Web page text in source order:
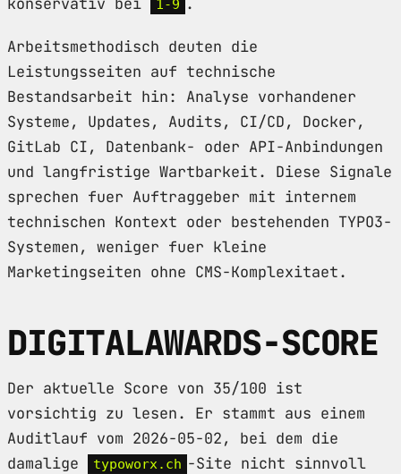
1-9
Arbeitsmethodisch deuten die
Leistungsseiten auf technische
Bestandsarbeit hin: Analyse vorhandener
Systeme, Updates, Audits, CI/CD, Docker,
GitLab CI, Datenbank- oder API-Anbindungen
und langfristige Wartbarkeit. Diese Signale
sprechen fuer Auftraggeber mit internem
technischen Kontext oder bestehenden TYPO3-
Systemen, weniger fuer kleine
Marketingseiten ohne CMS-Komplexitaet.
DIGITALAWARDS-SCORE
Der aktuelle Score von 35/100 ist
vorsichtig zu lesen. Er stammt aus einem
Auditlauf vom 2026-05-02, bei dem die
damalige
typoworx.ch -Site nicht sinnvoll